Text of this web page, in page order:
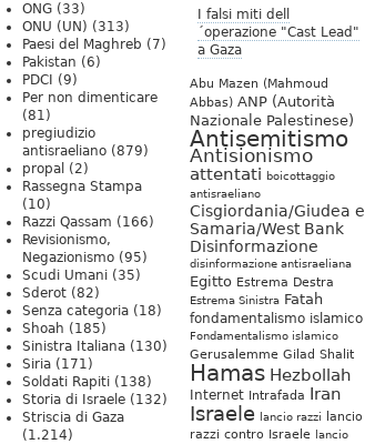
I falsi miti dell
´operazione "Cast Lead"
a Gaza
Abu Mazen (Mahmoud
Abbas) ANP (Autorità
Nazionale Palestinese)
Antisemitismo
Antisionismo
attentati boicottaggio
antisraeliano
Cisgiordania/Giudea e
Samaria/West Bank
Disinformazione
disinformazione antisraeliana
Egitto Estrema Destra
Estrema Sinistra Fatah
fondamentalismo islamico
Fondamentalismo islamico
Gerusalemme Gilad Shalit
Hamas Hezbollah
Internet Intrafada Iran
Israele lancio razzi
lancio
razzi contro Israele lancio
ONG (33)
ONU (UN) (313)
Paesi del Maghreb (7)
Pakistan (6)
PDCI
(9)
Per non dimenticare
(81)
pregiudizio
antisraeliano (879)
propal (2)
Rassegna Stampa
(10)
Razzi Qassam (166)
Revisionismo,
Negazionismo (95)
Scudi Umani (35)
Sderot (82)
Senza categoria (18)
Shoah (185)
Sinistra Italiana (130)
Siria (171)
Soldati Rapiti (138)
Storia di Israele (132)
Striscia di Gaza
(1.214)